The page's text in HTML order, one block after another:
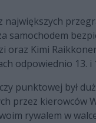
największych
samochodem
oraz Kimi
odpowiednio 13. i
punktowej był
przez kierowców
rywalem w